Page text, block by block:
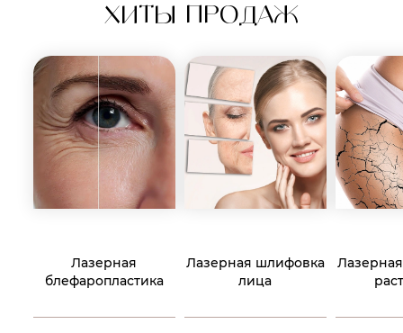
ХИТЫ ПРОДАЖ
Лазерная
блефаропластика
Лазерная шлифовка
лица